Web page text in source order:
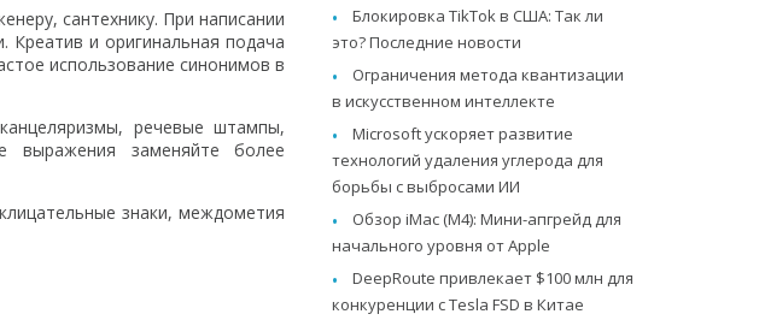
сантехнику. При написании
и оригинальная подача
использование синонимов в
речевые штампы,
выражения заменяйте более
знаки, междометия
Блокировка TikTok в США: Так ли
это? Последние новости
Ограничения метода квантизации
в искусственном интеллекте
Microsoft ускоряет развитие
технологий удаления углерода для
борьбы с выбросами ИИ
Обзор iMac (M4): Мини-апгрейд для
начального уровня от Apple
DeepRoute привлекает $100 млн для
конкуренции с Tesla FSD в Китае